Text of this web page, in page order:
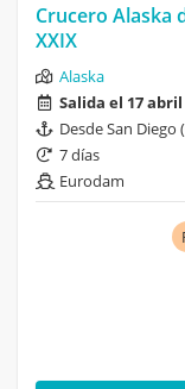
Crucero Alaska
XXIX
Alaska
Salida el 17 abril
Desde San Diego
7 días
Eurodam